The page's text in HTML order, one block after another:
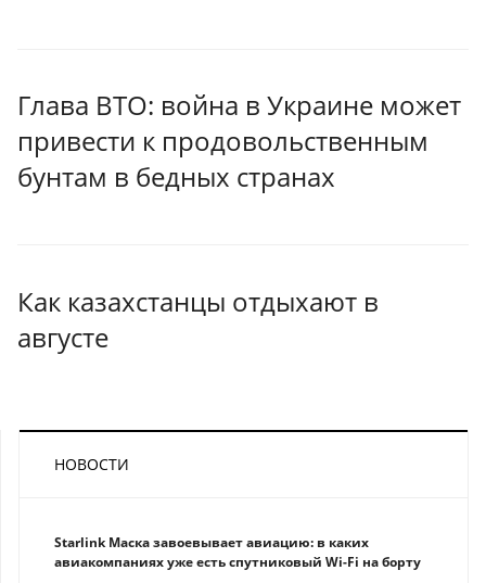
Глава ВТО: война в Украине может
привести к продовольственным
бунтам в бедных странах
Как казахстанцы отдыхают в
августе
НОВОСТИ
Starlink Маска завоевывает авиацию: в каких
авиакомпаниях уже есть спутниковый Wi-Fi на борту